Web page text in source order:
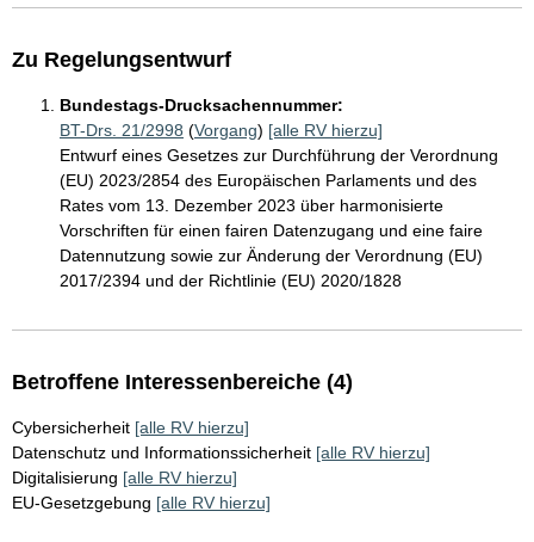
Zu Regelungsentwurf
Bundestags-Drucksachennummer:
BT-Drs. 21/2998 (Vorgang) [alle RV hierzu]
Entwurf eines Gesetzes zur Durchführung der Verordnung
(EU) 2023/2854 des Europäischen Parlaments und des
Rates vom 13. Dezember 2023 über harmonisierte
Vorschriften für einen fairen Datenzugang und eine faire
Datennutzung sowie zur Änderung der Verordnung (EU)
2017/2394 und der Richtlinie (EU) 2020/1828
Betroffene Interessenbereiche (4)
Cybersicherheit [alle RV hierzu]
Datenschutz und Informationssicherheit [alle RV hierzu]
Digitalisierung [alle RV hierzu]
EU-Gesetzgebung [alle RV hierzu]